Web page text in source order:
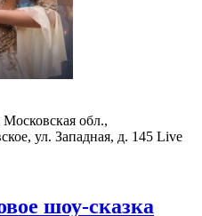
обл.,
ул. Западная, д. 145 Live
шоу-сказка